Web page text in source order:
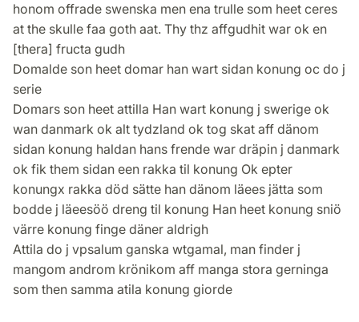
honom offrade swenska men ena trulle som heet ceres
at the skulle faa goth aat. Thy thz affgudhit war ok en
[thera] fructa gudh
Domalde son heet domar han wart sidan konung oc do j
serie
Domars son heet attilla Han wart konung j swerige ok
wan danmark ok alt tydzland ok tog skat aff dänom
sidan konung haldan hans frende war dräpin j danmark
ok fik them sidan een rakka til konung Ok epter
konungx rakka död sätte han dänom läees jätta som
bodde j läeesöö dreng til konung Han heet konung sniö
värre konung finge däner aldrigh
Attila do j vpsalum ganska wtgamal, man finder j
mangom androm krönikom aff manga stora gerninga
som then samma atila konung giorde